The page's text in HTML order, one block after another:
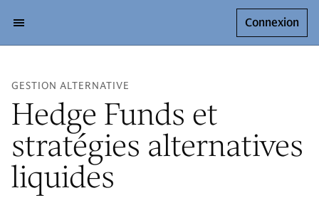
Connexion
GESTION ALTERNATIVE
Hedge Funds et
stratégies alternatives
liquides